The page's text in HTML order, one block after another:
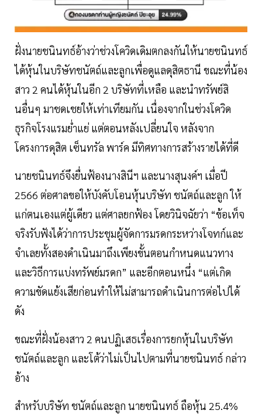
ฝั่งนายชนินทธ์อ้างว่าช่วงโควิดเดิมตกลงกันให้นายชนินทธ์
ได้หุ้นในบริษัทชนัตถ์และลูกเพื่อดูแลดุสิตธานี ขณะที่น้อง
สาว 2 คนได้หุ้นในอีก 2 บริษัทที่เหลือ และนำทรัพย์สิ
นอื่นๆ มาชดเชยให้เท่าเทียมกัน เนื่องจากในช่วงโควิด
ธุรกิจโรงแรมย่ำแย่ แต่ตอนหลังเปลี่ยนใจ หลังจาก
โครงการดุสิต เซ็นทรัล พาร์ค มีทิศทางการสร้างรายได้ที่ดี
นายชนินทธ์จึงยื่นฟ้องนางสินีฯ และนางสุนงค์ฯ เมื่อปี
2566 ต่อศาลขอให้บังคับโอนหุ้นบริษัท ชนัตถ์และลูก ให้
แก่ตนเองแต่ผู้เดียว แต่ศาลยกฟ้อง โดยวินิจฉัยว่า “ข้อเท็จ
จริงรับฟังได้ว่าการประชุมผู้จัดการมรดกระหว่างโจทก์และ
จำเลยทั้งสองดำเนินมาถึงเพียงขั้นตอนกำหนดแนวทาง
และวิธีการแบ่งทรัพย์มรดก” และอีกตอนหนึ่ง “แต่เกิด
ความขัดแย้งเสียก่อนทำให้ไม่สามารถดำเนินการต่อไปได้
ดัง
ขณะที่ฝั่งน้องสาว 2 คนปฏิเสธเรื่องการยกหุ้นในบริษัท
ชนัตถ์และลูก และโต้ว่าไม่เป็นไปตามที่นายชนินทธ์ กล่าว
อ้าง
สำหรับบริษัท ชนัตถ์และลูก นายชนินทธ์ ถือหุ้น 25.4%